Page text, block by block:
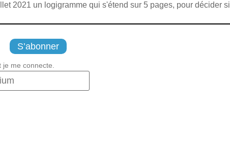
2021 un logigramme qui s'étend sur 5 pages, pour décider si
S’abonner
me connecte.